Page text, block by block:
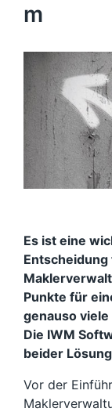
m
Es ist eine
Entscheidung
Punkte für
genauso
Die IWM
beider
Vor der